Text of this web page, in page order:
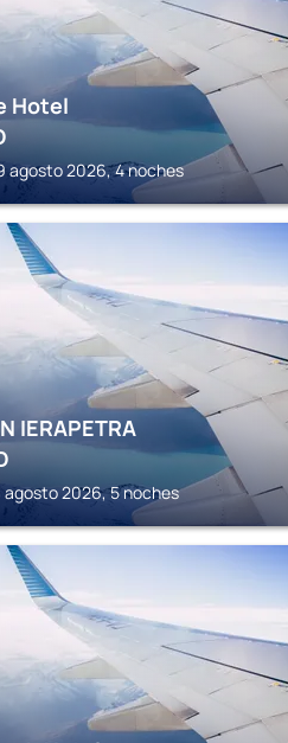
Hotel
agosto 2026, 4 noches
IERAPETRA
agosto 2026, 5 noches